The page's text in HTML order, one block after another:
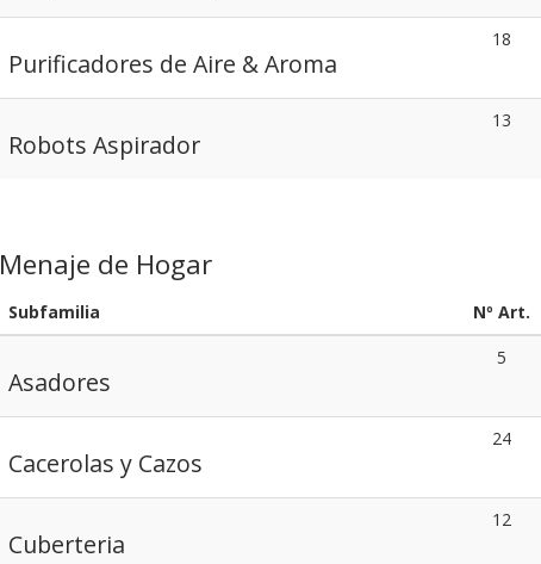
Purificadores de Aire & Aroma
18
Robots Aspirador
13
Menaje de Hogar
Subfamilia Nº Art.
Asadores
5
Cacerolas y Cazos
24
Cuberteria
12